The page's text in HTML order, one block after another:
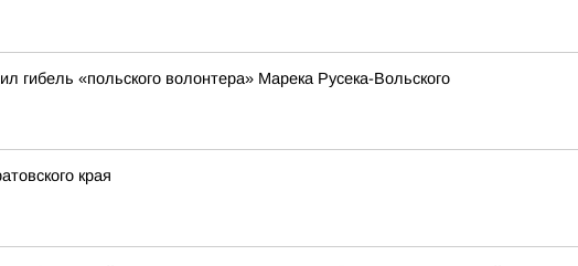
гибель «польского волонтера» Марека Русека-Вольского
края